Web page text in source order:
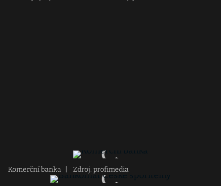
Komerční banka Zdroj: profimedia